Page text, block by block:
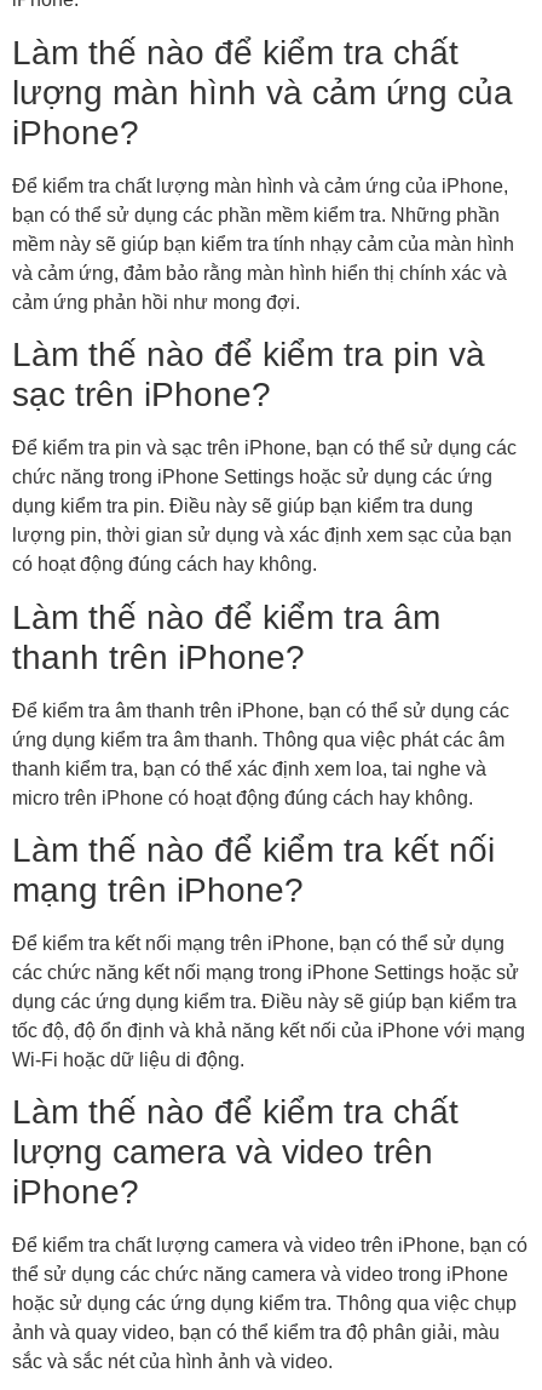
Làm thế nào để kiểm tra chất
lượng màn hình và cảm ứng của
iPhone?
Để kiểm tra chất lượng màn hình và cảm ứng của iPhone,
bạn có thể sử dụng các phần mềm kiểm tra. Những phần
mềm này sẽ giúp bạn kiểm tra tính nhạy cảm của màn hình
và cảm ứng, đảm bảo rằng màn hình hiển thị chính xác và
cảm ứng phản hồi như mong đợi.
Làm thế nào để kiểm tra pin và
sạc trên iPhone?
Để kiểm tra pin và sạc trên iPhone, bạn có thể sử dụng các
chức năng trong iPhone Settings hoặc sử dụng các ứng
dụng kiểm tra pin. Điều này sẽ giúp bạn kiểm tra dung
lượng pin, thời gian sử dụng và xác định xem sạc của bạn
có hoạt động đúng cách hay không.
Làm thế nào để kiểm tra âm
thanh trên iPhone?
Để kiểm tra âm thanh trên iPhone, bạn có thể sử dụng các
ứng dụng kiểm tra âm thanh. Thông qua việc phát các âm
thanh kiểm tra, bạn có thể xác định xem loa, tai nghe và
micro trên iPhone có hoạt động đúng cách hay không.
Làm thế nào để kiểm tra kết nối
mạng trên iPhone?
Để kiểm tra kết nối mạng trên iPhone, bạn có thể sử dụng
các chức năng kết nối mạng trong iPhone Settings hoặc sử
dụng các ứng dụng kiểm tra. Điều này sẽ giúp bạn kiểm tra
tốc độ, độ ổn định và khả năng kết nối của iPhone với mạng
Wi-Fi hoặc dữ liệu di động.
Làm thế nào để kiểm tra chất
lượng camera và video trên
iPhone?
Để kiểm tra chất lượng camera và video trên iPhone, bạn có
thể sử dụng các chức năng camera và video trong iPhone
hoặc sử dụng các ứng dụng kiểm tra. Thông qua việc chụp
ảnh và quay video, bạn có thể kiểm tra độ phân giải, màu
sắc và sắc nét của hình ảnh và video.